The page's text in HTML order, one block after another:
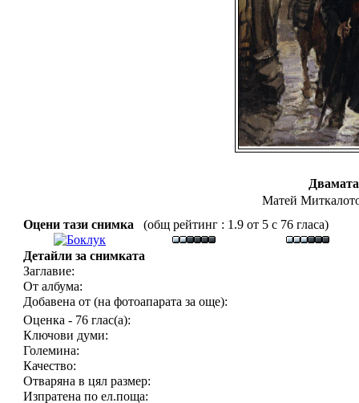
Матей
Оцени тази снимка
(общ рейтинг : 1.9 от 5 с 76 гласа)
Детайли за снимката
Заглавие:
От албума:
Добавена от (на фотоапарата за още):
Оценка - 76 глас(а):
Ключови думи:
Големина:
Качество:
Отваряна в цял размер:
Изпратена по ел.поща: